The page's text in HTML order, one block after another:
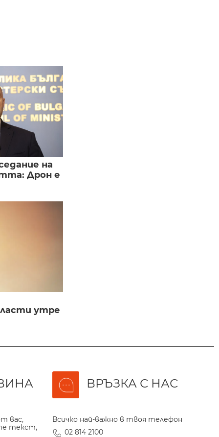
на
Дрон е
утре
вас,
текст,
ВРЪЗКА С НАС
Всичко най-важно в твоя телефон
02 814 2100